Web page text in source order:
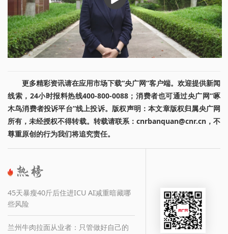
更多精彩资讯请在应用市场下载“央广网”客户端。欢迎提供新闻
线索，24小时报料热线400-800-0088；消费者也可通过央广网“啄
木鸟消费者投诉平台”线上投诉。版权声明：本文章版权归属央广网
所有，未经授权不得转载。转载请联系：cnrbanquan@cnr.cn，不
尊重原创的行为我们将追究责任。
45天暴瘦40斤后住进ICU AI减重暗藏哪
些风险
兰州牛肉拉面从业者：只管做好自己的